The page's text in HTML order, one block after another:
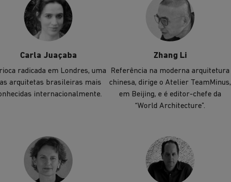
Carla Juaçaba
radicada em Londres, uma
arquitetas brasileiras mais
internacionalmente.
Zhang Li
Referência na moderna arquitetura
chinesa, dirige o Atelier TeamMinus,
em Beijing, e é editor-chefe da
“World Architecture”.